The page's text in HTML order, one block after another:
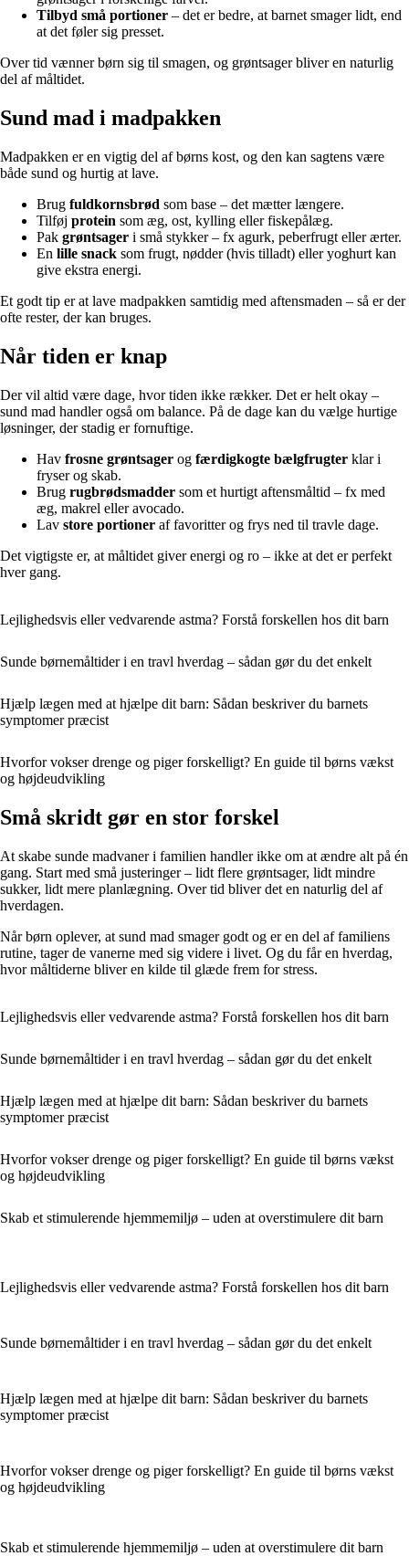
Tilbyd små portioner – det er bedre, at barnet smager lidt, end
at det føler sig presset.
Over tid vænner børn sig til smagen, og grøntsager bliver en naturlig
del af måltidet.
Sund mad i madpakken
Madpakken er en vigtig del af børns kost, og den kan sagtens være
både sund og hurtig at lave.
Brug fuldkornsbrød som base – det mætter længere.
Tilføj protein som æg, ost, kylling eller fiskepålæg.
Pak grøntsager i små stykker – fx agurk, peberfrugt eller ærter.
En lille snack som frugt, nødder (hvis tilladt) eller yoghurt kan
give ekstra energi.
Et godt tip er at lave madpakken samtidig med aftensmaden – så er der
ofte rester, der kan bruges.
Når tiden er knap
Der vil altid være dage, hvor tiden ikke rækker. Det er helt okay –
sund mad handler også om balance. På de dage kan du vælge hurtige
løsninger, der stadig er fornuftige.
Hav frosne grøntsager og færdigkogte bælgfrugter klar i
fryser og skab.
Brug rugbrødsmadder som et hurtigt aftensmåltid – fx med
æg, makrel eller avocado.
Lav store portioner af favoritter og frys ned til travle dage.
Det vigtigste er, at måltidet giver energi og ro – ikke at det er perfekt
hver gang.
Lejlighedsvis eller vedvarende astma? Forstå forskellen hos dit barn
Sunde børnemåltider i en travl hverdag – sådan gør du det enkelt
Hjælp lægen med at hjælpe dit barn: Sådan beskriver du barnets
symptomer præcist
Hvorfor vokser drenge og piger forskelligt? En guide til børns vækst
og højdeudvikling
Små skridt gør en stor forskel
At skabe sunde madvaner i familien handler ikke om at ændre alt på én
gang. Start med små justeringer – lidt flere grøntsager, lidt mindre
sukker, lidt mere planlægning. Over tid bliver det en naturlig del af
hverdagen.
Når børn oplever, at sund mad smager godt og er en del af familiens
rutine, tager de vanerne med sig videre i livet. Og du får en hverdag,
hvor måltiderne bliver en kilde til glæde frem for stress.
Lejlighedsvis eller vedvarende astma? Forstå forskellen hos dit barn
Sunde børnemåltider i en travl hverdag – sådan gør du det enkelt
Hjælp lægen med at hjælpe dit barn: Sådan beskriver du barnets
symptomer præcist
Hvorfor vokser drenge og piger forskelligt? En guide til børns vækst
og højdeudvikling
Skab et stimulerende hjemmemiljø – uden at overstimulere dit barn
Lejlighedsvis eller vedvarende astma? Forstå forskellen hos dit barn
Sunde børnemåltider i en travl hverdag – sådan gør du det enkelt
Hjælp lægen med at hjælpe dit barn: Sådan beskriver du barnets
symptomer præcist
Hvorfor vokser drenge og piger forskelligt? En guide til børns vækst
og højdeudvikling
Skab et stimulerende hjemmemiljø – uden at overstimulere dit barn